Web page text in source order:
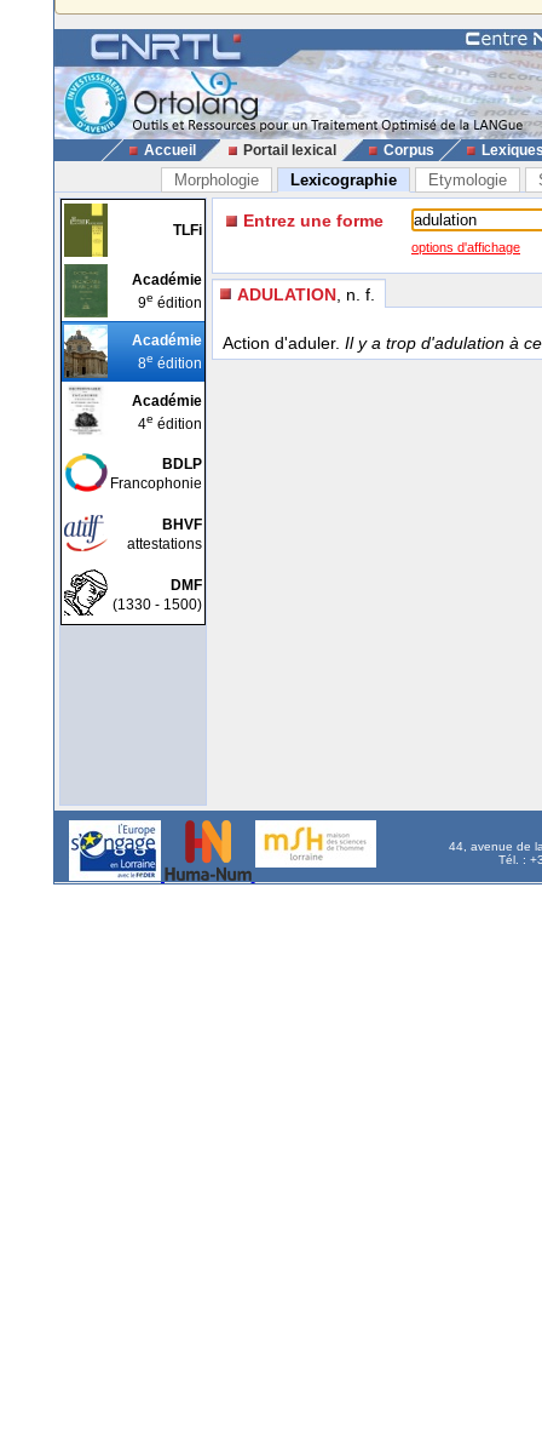
Accueil Portail lexical Corpus
Morphologie Lexicographie Etymologie
TLFi
Académie
9e édition
Académie
8e édition
Académie
4e édition
BDLP
Francophonie
BHVF
attestations
DMF
(1330 - 1500)
Entrez une forme
options d'affichage
ADULATION , n. f.
Action d'aduler. Il y a trop d'adulation à
44, avenue de
Tél. :